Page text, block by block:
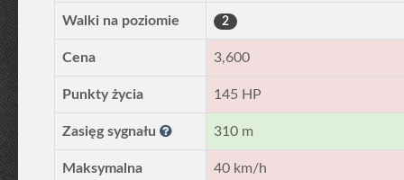
Walki na poziomie 2
Cena 3,600
Punkty życia 145 HP
Zasięg sygnału 310 m
Maksymalna
40 km/h